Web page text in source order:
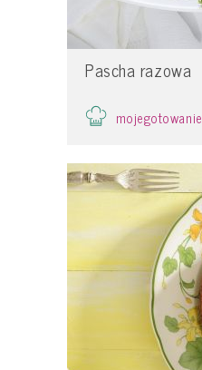
Pascha razowa
mojegotowanie